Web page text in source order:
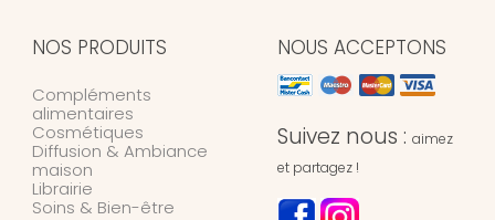
NOS PRODUITS
Compléments
alimentaires
Cosmétiques
Diffusion & Ambiance
maison
Librairie
Soins & Bien-être
NOUS ACCEPTONS
Suivez nous : aimez
et partagez !